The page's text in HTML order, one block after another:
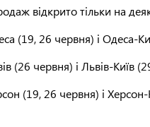
відкрито тільки на
(19, 26 червня) і Одеса-
(26 червня) і Львів-Київ
(19, 26 червня) і